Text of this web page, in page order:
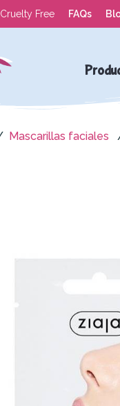
Cruelty Free FAQs
Mascarillas faciales